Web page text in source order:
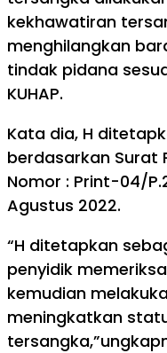
kekhawatiran
menghilangkan
tindak pidana
KUHAP.
Kata dia, H
berdasarkan Surat
Nomor : Print-04/
Agustus 2022.
“H ditetapkan
penyidik
kemudian
meningkatkan